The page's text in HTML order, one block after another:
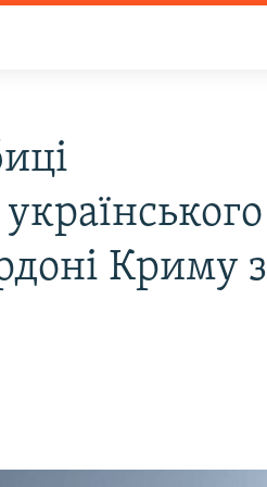
Криму з